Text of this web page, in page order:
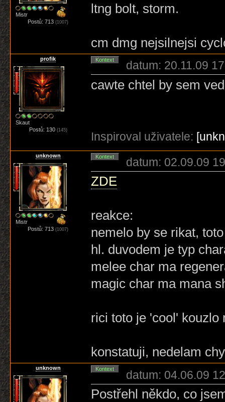
Mistr
Postů: 713(1007)
ltng bolt, storm.
cm dmg nejsilnejsi
profik
Skaut
Postů: 130 (145)
Kontext datum: 20.11.09
cawte chtel by sem
Inspiroval uživatele:
unknown
Mistr
Postů: 713(1007)
Kontext datum: 02.09.09
ZDE
reakce:
nemelo by se rikat,
hl. duvodem je typ
melee char ma
magic char ma mana
rici toto je 'cool' kouzlo
konstatuji, nedelam
unknown Kontext datum: 04.06.09
Postřehl někdo, co